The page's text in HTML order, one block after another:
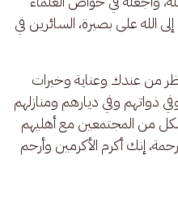
الله على بصيرة، السائرين في
من عندك وعناية وخيرات
ذواتهم وفي ديارهم ومنازلهم
من المجتمعين مع أهليهم
إنك أكرم الأكرمين وأرحم